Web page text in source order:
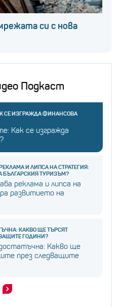
си с нова
Подкаст
СЕ ИЗГРАЖДА ФИНАНСОВА
Как се изгражда
И ЛИПСА НА СТРАТЕГИЯ:
БЪЛГАРСКИЯ ТУРИЗЪМ?
реклама и липса на
развитието на
КАКВО ЩЕ ТЪРСЯТ
ГОДИНИ?
Какво ще
през следващите